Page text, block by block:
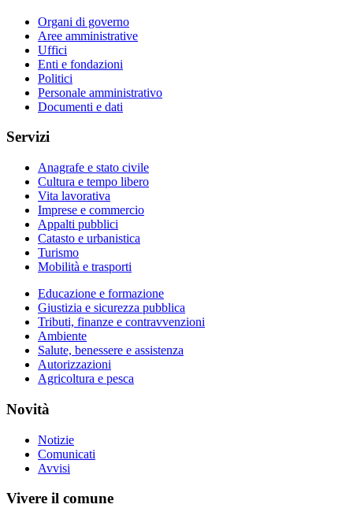
Organi di governo
Aree amministrative
Uffici
Enti e fondazioni
Politici
Personale amministrativo
Documenti e dati
Servizi
Anagrafe e stato civile
Cultura e tempo libero
Vita lavorativa
Imprese e commercio
Appalti pubblici
Catasto e urbanistica
Turismo
Mobilità e trasporti
Educazione e formazione
Giustizia e sicurezza pubblica
Tributi, finanze e contravvenzioni
Ambiente
Salute, benessere e assistenza
Autorizzazioni
Agricoltura e pesca
Novità
Notizie
Comunicati
Avvisi
Vivere il comune